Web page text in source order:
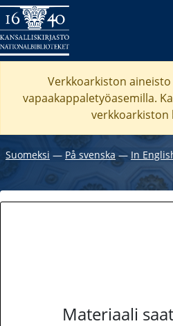
Verkkoarkiston
vapaakappaletyöasemilla.
verkkoarkiston
Suomeksi ― På svenska― In
Materiaali